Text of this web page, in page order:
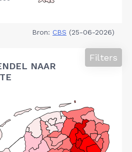
Bron: CBS (25-06-2026)
NAAR
Filters